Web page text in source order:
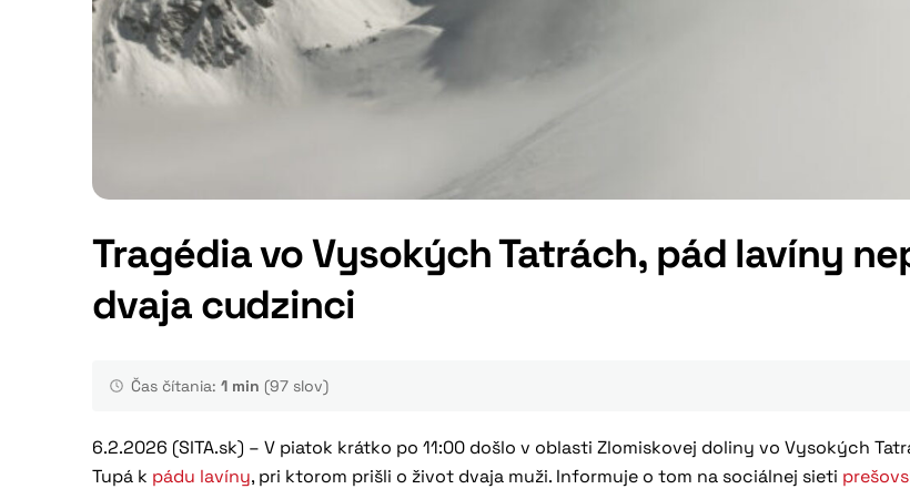
Tragédia vo Vysokých Tatrách, pád lavíny
dvaja cudzinci
Čas čítania:1 min (97 slov)
6.2.2026 (SITA.sk) – V piatok krátko po 11:00 došlo v oblasti Zlomiskovej doliny vo Vysokých
Tupá k pádu lavíny, pri ktorom prišli o život dvaja muži. Informuje o tom na sociálnej sieti